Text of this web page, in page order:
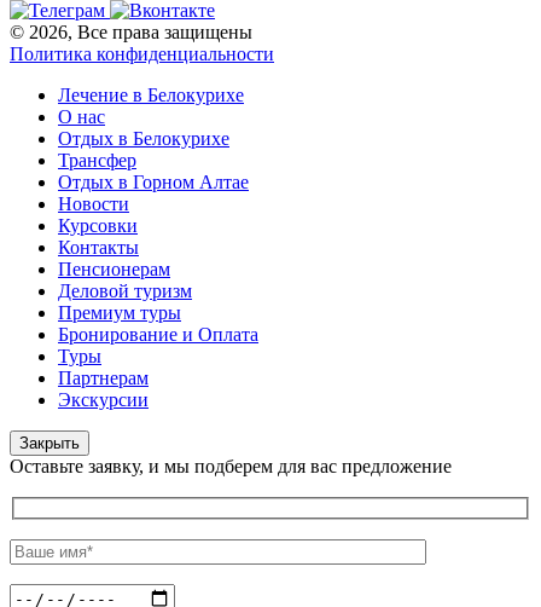
© 2026, Все права защищены
Политика конфиденциальности
Лечение в Белокурихе
О нас
Отдых в Белокурихе
Трансфер
Отдых в Горном Алтае
Новости
Курсовки
Контакты
Пенсионерам
Деловой туризм
Премиум туры
Бронирование и Оплата
Туры
Партнерам
Экскурсии
Закрыть
Оставьте заявку, и мы подберем для вас предложение